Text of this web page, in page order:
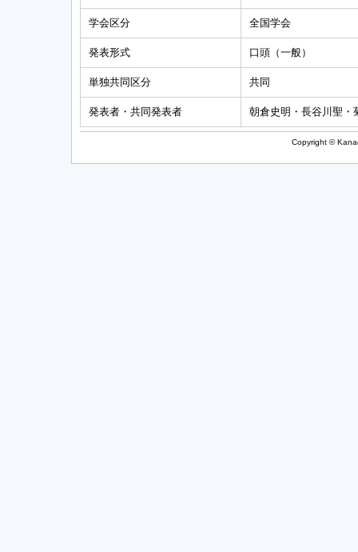
学会区分 全国学会
発表形式 口頭（一般）
単独共同区分 共同
発表者・共同発表者 朝倉史明・長谷川聖・
Copyright ©